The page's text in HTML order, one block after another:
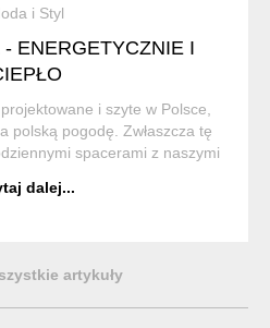
i Styl
ENERGETYCZNIE I
i szyte w Polsce,
polską pogodę. Zwłaszcza tę
spacerami z naszymi
nocy. Produ...
dalej...
artykuły